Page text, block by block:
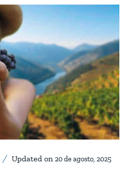
Updated on 20 de agosto, 2025